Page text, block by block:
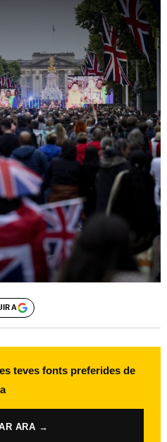
A
teves fonts preferides de
ARA →